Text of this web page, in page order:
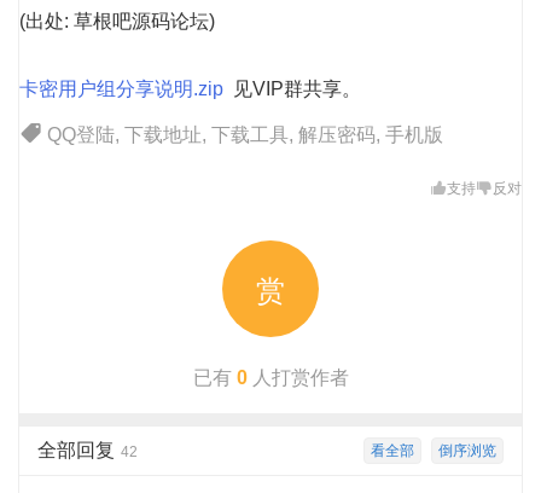
(出处: 草根吧源码论坛)
卡密用户组分享说明.zip 见VIP群共享。
QQ登陆,下载地址,下载工具,解压密码,手机版
支持 反对
赏
已有 0人打赏作者
倒序浏览
看全部
全部回复 42